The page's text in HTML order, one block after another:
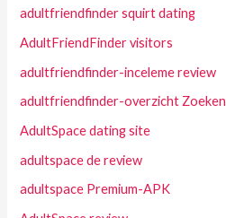
adultfriendfinder squirt dating
AdultFriendFinder visitors
adultfriendfinder-inceleme review
adultfriendfinder-overzicht Zoeken
AdultSpace dating site
adultspace de review
adultspace Premium-APK